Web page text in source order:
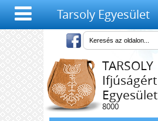
Tarsoly Egyesület
TARSOLY
Ifjúságért
Egyesület
8000
Székesfehérvár,